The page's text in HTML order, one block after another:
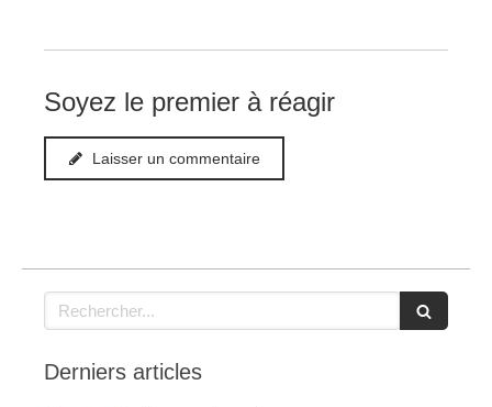
Soyez le premier à réagir
Laisser un commentaire
Rechercher
Derniers articles